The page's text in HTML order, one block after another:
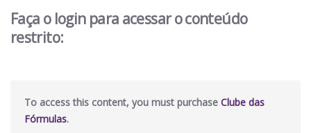
Faça o login para acessar o conteúdo
restrito:
To access this content, you must purchase Clube das
Fórmulas.